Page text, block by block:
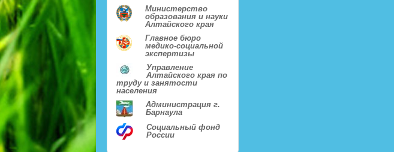
Министерство
образования и науки
Алтайского края
Главное бюро
медико-социальной
экспертизы
Управление
Алтайского края по
труду и занятости
населения
Администрация г.
Барнаула
Социальный фонд
России